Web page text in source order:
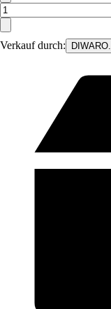
Verkauf durch: DIWARO.